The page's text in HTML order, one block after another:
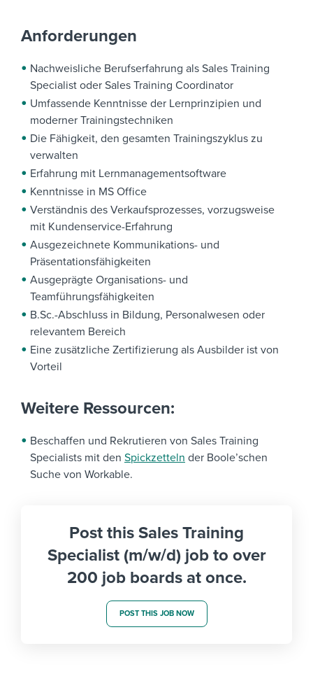
Anforderungen
Nachweisliche Berufserfahrung als Sales Training
Specialist oder Sales Training Coordinator
Umfassende Kenntnisse der Lernprinzipien und
moderner Trainingstechniken
Die Fähigkeit, den gesamten Trainingszyklus zu
verwalten
Erfahrung mit Lernmanagementsoftware
Kenntnisse in MS Office
Verständnis des Verkaufsprozesses, vorzugsweise
mit Kundenservice-Erfahrung
Ausgezeichnete Kommunikations- und
Präsentationsfähigkeiten
Ausgeprägte Organisations- und
Teamführungsfähigkeiten
B.Sc.-Abschluss in Bildung, Personalwesen oder
relevantem Bereich
Eine zusätzliche Zertifizierung als Ausbilder ist von
Vorteil
Weitere Ressourcen:
Beschaffen und Rekrutieren von Sales Training
Specialists mit den Spickzetteln der Boole’schen
Suche von Workable.
Post this Sales Training
Specialist (m/w/d) job to over
200 job boards at once.
POST THIS JOB NOW